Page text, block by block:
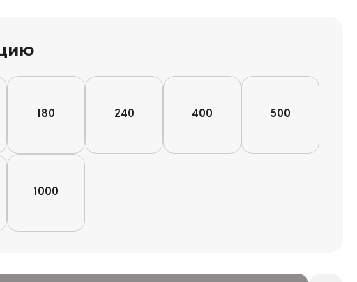
180 240 400 500
1000